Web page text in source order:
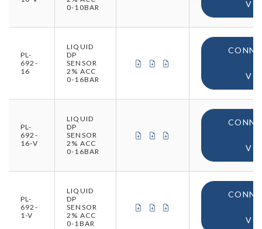
0-10BAR
PL-
692-
16
LIQUID
DP
SENSOR
2% ACC
0-16BAR
CERTIFICAT DE CONFORMITÉ
CERTIFICAT DE
PL-
692-
16-V
LIQUID
DP
SENSOR
2% ACC
0-16BAR
CERTIFICAT DE CONFORMITÉ
CERTIFICAT DE
PL-
692-
1-V
LIQUID
DP
SENSOR
2% ACC
0-1BAR
CERTIFICAT DE CONFORMITÉ
CERTIFICAT DE